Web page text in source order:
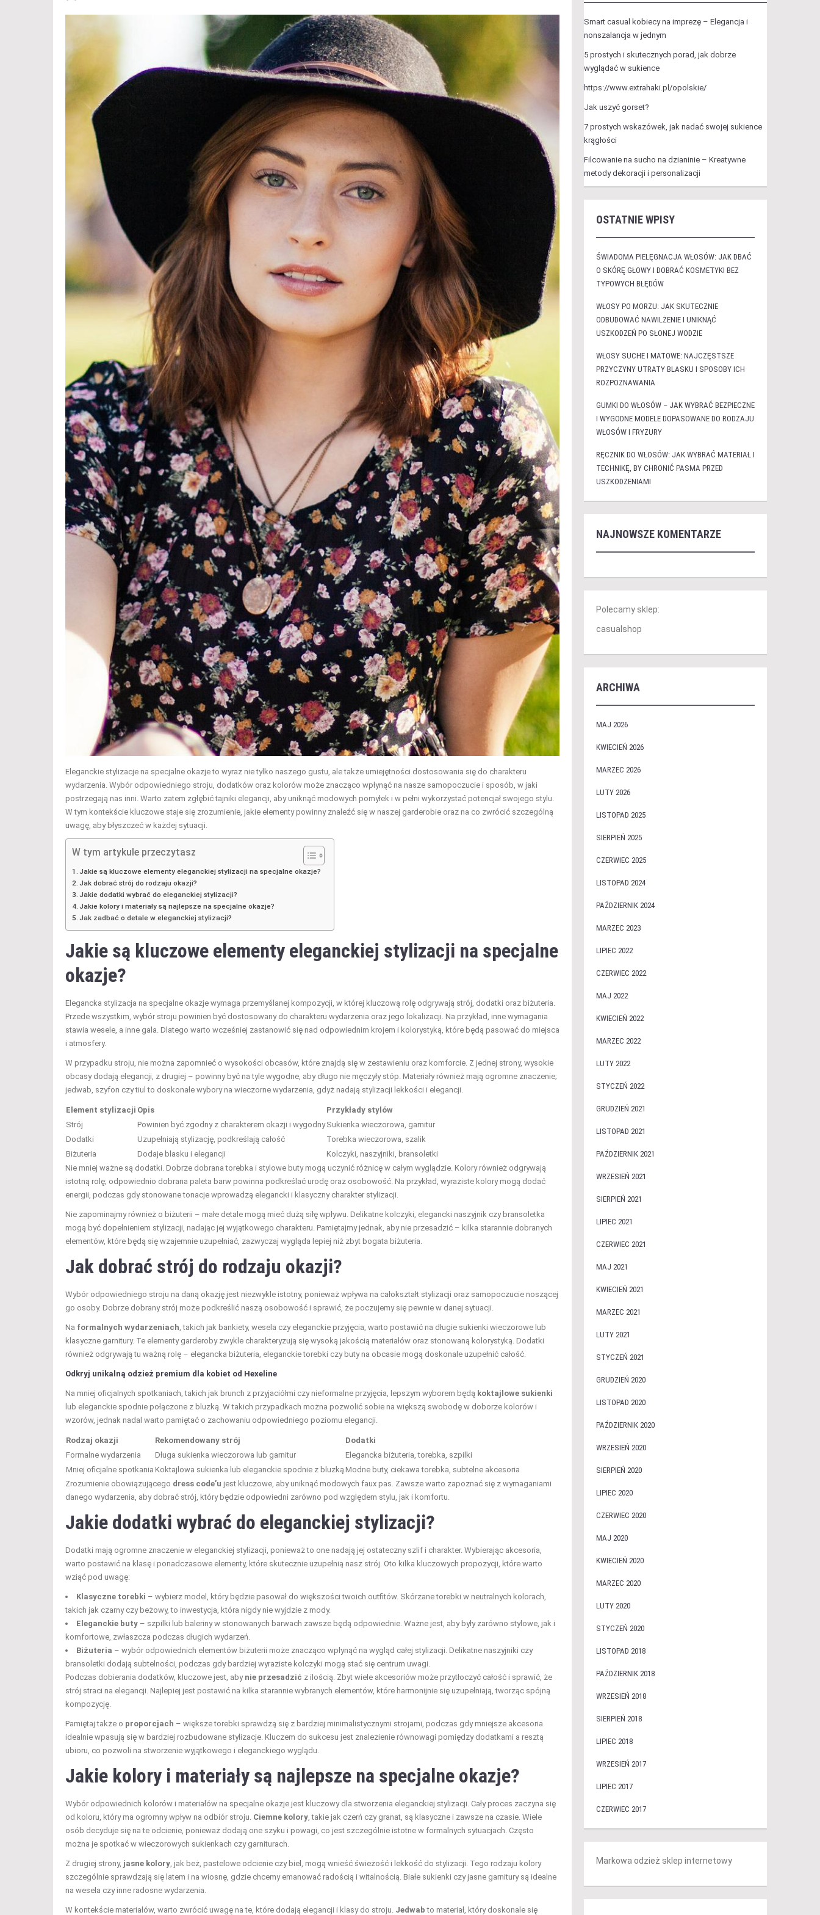
Eleganckie stylizacje na specjalne okazje to wyraz nie tylko naszego gustu, ale także umiejętności dostosowania się do charakteru
wydarzenia. Wybór odpowiedniego stroju, dodatków oraz kolorów może znacząco wpłynąć na nasze samopoczucie i sposób, w jaki
postrzegają nas inni. Warto zatem zgłębić tajniki elegancji, aby uniknąć modowych pomyłek i w pełni wykorzystać potencjał swojego stylu.
W tym kontekście kluczowe staje się zrozumienie, jakie elementy powinny znaleźć się w naszej garderobie oraz na co zwrócić szczególną
uwagę, aby błyszczeć w każdej sytuacji.
W tym artykule przeczytasz
Jakie są kluczowe elementy eleganckiej stylizacji na specjalne okazje?
Jak dobrać strój do rodzaju okazji?
Jakie dodatki wybrać do eleganckiej stylizacji?
Jakie kolory i materiały są najlepsze na specjalne okazje?
Jak zadbać o detale w eleganckiej stylizacji?
Jakie są kluczowe elementy eleganckiej stylizacji na specjalne
okazje?
Elegancka stylizacja na specjalne okazje wymaga przemyślanej kompozycji, w której kluczową rolę odgrywają strój, dodatki oraz biżuteria.
Przede wszystkim, wybór stroju powinien być dostosowany do charakteru wydarzenia oraz jego lokalizacji. Na przykład, inne wymagania
stawia wesele, a inne gala. Dlatego warto wcześniej zastanowić się nad odpowiednim krojem i kolorystyką, które będą pasować do miejsca
i atmosfery.
W przypadku stroju, nie można zapomnieć o wysokości obcasów, które znajdą się w zestawieniu oraz komforcie. Z jednej strony, wysokie
obcasy dodają elegancji, z drugiej – powinny być na tyle wygodne, aby długo nie męczyły stóp. Materiały również mają ogromne znaczenie;
jedwab, szyfon czy tiul to doskonałe wybory na wieczorne wydarzenia, gdyż nadają stylizacji lekkości i elegancji.
Element stylizacji Opis
Przykłady stylów
Strój
Powinien być zgodny z charakterem okazji i wygodny Sukienka wieczorowa, garnitur
Dodatki
Uzupełniają stylizację, podkreślają całość
Torebka wieczorowa, szalik
Biżuteria
Dodaje blasku i elegancji
Kolczyki, naszyjniki, bransoletki
Nie mniej ważne są dodatki. Dobrze dobrana torebka i stylowe buty mogą uczynić różnicę w całym wyglądzie. Kolory również odgrywają
istotną rolę; odpowiednio dobrana paleta barw powinna podkreślać urodę oraz osobowość. Na przykład, wyraziste kolory mogą dodać
energii, podczas gdy stonowane tonacje wprowadzą elegancki i klasyczny charakter stylizacji.
Nie zapominajmy również o biżuterii – małe detale mogą mieć dużą siłę wpływu. Delikatne kolczyki, elegancki naszyjnik czy bransoletka
mogą być dopełnieniem stylizacji, nadając jej wyjątkowego charakteru. Pamiętajmy jednak, aby nie przesadzić – kilka starannie dobranych
elementów, które będą się wzajemnie uzupełniać, zazwyczaj wygląda lepiej niż zbyt bogata biżuteria.
Jak dobrać strój do rodzaju okazji?
Wybór odpowiedniego stroju na daną okazję jest niezwykle istotny, ponieważ wpływa na całokształt stylizacji oraz samopoczucie noszącej
go osoby. Dobrze dobrany strój może podkreślić naszą osobowość i sprawić, że poczujemy się pewnie w danej sytuacji.
Na formalnych wydarzeniach, takich jak bankiety, wesela czy eleganckie przyjęcia, warto postawić na długie sukienki wieczorowe lub
klasyczne garnitury. Te elementy garderoby zwykle charakteryzują się wysoką jakością materiałów oraz stonowaną kolorystyką. Dodatki
również odgrywają tu ważną rolę – elegancka biżuteria, eleganckie torebki czy buty na obcasie mogą doskonale uzupełnić całość.
Odkryj unikalną odzież premium dla kobiet od Hexeline
Na mniej oficjalnych spotkaniach, takich jak brunch z przyjaciółmi czy nieformalne przyjęcia, lepszym wyborem będą koktajlowe sukienki
lub eleganckie spodnie połączone z bluzką. W takich przypadkach można pozwolić sobie na większą swobodę w doborze kolorów i
wzorów, jednak nadal warto pamiętać o zachowaniu odpowiedniego poziomu elegancji.
Rodzaj okazji Rekomendowany strój
Dodatki
Formalne wydarzenia
Długa sukienka wieczorowa lub garnitur
Elegancka biżuteria, torebka, szpilki
Mniej oficjalne spotkania Koktajlowa sukienka lub eleganckie spodnie z bluzką Modne buty, ciekawa torebka, subtelne akcesoria
Zrozumienie obowiązującego dress code’u jest kluczowe, aby uniknąć modowych faux pas. Zawsze warto zapoznać się z wymaganiami
danego wydarzenia, aby dobrać strój, który będzie odpowiedni zarówno pod względem stylu, jak i komfortu.
Jakie dodatki wybrać do eleganckiej stylizacji?
Dodatki mają ogromne znaczenie w eleganckiej stylizacji, ponieważ to one nadają jej ostateczny szlif i charakter. Wybierając akcesoria,
warto postawić na klasę i ponadczasowe elementy, które skutecznie uzupełnią nasz strój. Oto kilka kluczowych propozycji, które warto
wziąć pod uwagę:
Klasyczne torebki – wybierz model, który będzie pasował do większości twoich outfitów. Skórzane torebki w neutralnych kolorach,
takich jak czarny czy beżowy, to inwestycja, która nigdy nie wyjdzie z mody.
Eleganckie buty – szpilki lub baleriny w stonowanych barwach zawsze będą odpowiednie. Ważne jest, aby były zarówno stylowe, jak i
komfortowe, zwłaszcza podczas długich wydarzeń.
Biżuteria – wybór odpowiednich elementów biżuterii może znacząco wpłynąć na wygląd całej stylizacji. Delikatne naszyjniki czy
bransoletki dodają subtelności, podczas gdy bardziej wyraziste kolczyki mogą stać się centrum uwagi.
Podczas dobierania dodatków, kluczowe jest, aby nie przesadzić z ilością. Zbyt wiele akcesoriów może przytłoczyć całość i sprawić, że
strój straci na elegancji. Najlepiej jest postawić na kilka starannie wybranych elementów, które harmonijnie się uzupełniają, tworząc spójną
kompozycję.
Pamiętaj także o proporcjach – większe torebki sprawdzą się z bardziej minimalistycznymi strojami, podczas gdy mniejsze akcesoria
idealnie wpasują się w bardziej rozbudowane stylizacje. Kluczem do sukcesu jest znalezienie równowagi pomiędzy dodatkami a resztą
ubioru, co pozwoli na stworzenie wyjątkowego i eleganckiego wyglądu.
Jakie kolory i materiały są najlepsze na specjalne okazje?
Wybór odpowiednich kolorów i materiałów na specjalne okazje jest kluczowy dla stworzenia eleganckiej stylizacji. Cały proces zaczyna się
od koloru, który ma ogromny wpływ na odbiór stroju. Ciemne kolory, takie jak czerń czy granat, są klasyczne i zawsze na czasie. Wiele
osób decyduje się na te odcienie, ponieważ dodają one szyku i powagi, co jest szczególnie istotne w formalnych sytuacjach. Często
można je spotkać w wieczorowych sukienkach czy garniturach.
Z drugiej strony, jasne kolory, jak beż, pastelowe odcienie czy biel, mogą wnieść świeżość i lekkość do stylizacji. Tego rodzaju kolory
szczególnie sprawdzają się latem i na wiosnę, gdzie chcemy emanować radością i witalnością. Białe sukienki czy jasne garnitury są idealne
na wesela czy inne radosne wydarzenia.
W kontekście materiałów, warto zwrócić uwagę na te, które dodają elegancji i klasy do stroju. Jedwab to materiał, który doskonale się
Smart casual kobiecy na imprezę – Elegancja i
nonszalancja w jednym
5 prostych i skutecznych porad, jak dobrze
wyglądać w sukience
https://www.extrahaki.pl/opolskie/
Jak uszyć gorset?
7 prostych wskazówek, jak nadać swojej sukience
krągłości
Filcowanie na sucho na dzianinie – Kreatywne
metody dekoracji i personalizacji
OSTATNIE WPISY
ŚWIADOMA PIELĘGNACJA WŁOSÓW: JAK DBAĆ
O SKÓRĘ GŁOWY I DOBRAĆ KOSMETYKI BEZ
TYPOWYCH BŁĘDÓW
WŁOSY PO MORZU: JAK SKUTECZNIE
ODBUDOWAĆ NAWILŻENIE I UNIKNĄĆ
USZKODZEŃ PO SŁONEJ WODZIE
WŁOSY SUCHE I MATOWE: NAJCZĘSTSZE
PRZYCZYNY UTRATY BLASKU I SPOSOBY ICH
ROZPOZNAWANIA
GUMKI DO WŁOSÓW – JAK WYBRAĆ BEZPIECZNE
I WYGODNE MODELE DOPASOWANE DO RODZAJU
WŁOSÓW I FRYZURY
RĘCZNIK DO WŁOSÓW: JAK WYBRAĆ MATERIAŁ I
TECHNIKĘ, BY CHRONIĆ PASMA PRZED
USZKODZENIAMI
NAJNOWSZE KOMENTARZE
Polecamy sklep:
casualshop
ARCHIWA
MAJ 2026
KWIECIEŃ 2026
MARZEC 2026
LUTY 2026
LISTOPAD 2025
SIERPIEŃ 2025
CZERWIEC 2025
LISTOPAD 2024
PAŹDZIERNIK 2024
MARZEC 2023
LIPIEC 2022
CZERWIEC 2022
MAJ 2022
KWIECIEŃ 2022
MARZEC 2022
LUTY 2022
STYCZEŃ 2022
GRUDZIEŃ 2021
LISTOPAD 2021
PAŹDZIERNIK 2021
WRZESIEŃ 2021
SIERPIEŃ 2021
LIPIEC 2021
CZERWIEC 2021
MAJ 2021
KWIECIEŃ 2021
MARZEC 2021
LUTY 2021
STYCZEŃ 2021
GRUDZIEŃ 2020
LISTOPAD 2020
PAŹDZIERNIK 2020
WRZESIEŃ 2020
SIERPIEŃ 2020
LIPIEC 2020
CZERWIEC 2020
MAJ 2020
KWIECIEŃ 2020
MARZEC 2020
LUTY 2020
STYCZEŃ 2020
LISTOPAD 2018
PAŹDZIERNIK 2018
WRZESIEŃ 2018
SIERPIEŃ 2018
LIPIEC 2018
WRZESIEŃ 2017
LIPIEC 2017
CZERWIEC 2017
Markowa odzież sklep internetowy